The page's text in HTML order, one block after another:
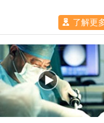
了解更